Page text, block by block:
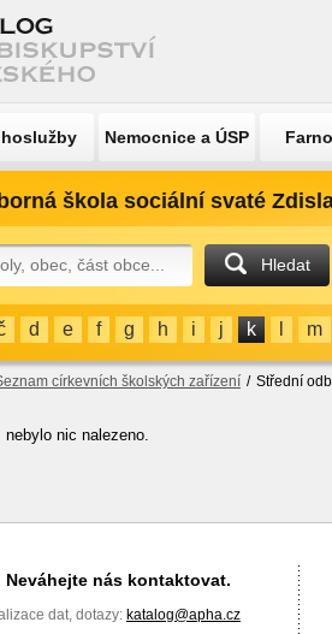
Nemocnice a ÚSP
škola sociální svaté
Hledat
d e f g h i j k m
církevních školských zařízení / Střední
nebylo nic nalezeno.
nás kontaktovat.
dat, dotazy: katalog@apha.cz